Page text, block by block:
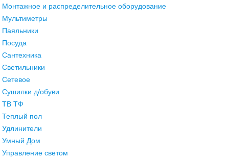
Монтажное и распределительное оборудование
Мультиметры
Паяльники
Посуда
Сантехника
Светильники
Сетевое
Сушилки д/обуви
ТВ ТФ
Теплый пол
Удлинители
Умный Дом
Управление светом